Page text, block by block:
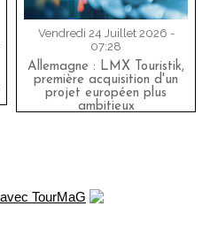
Vendredi 24 Juillet 2026 -
07:28
Allemagne : LMX Touristik,
première acquisition d'un
projet européen plus
ambitieux